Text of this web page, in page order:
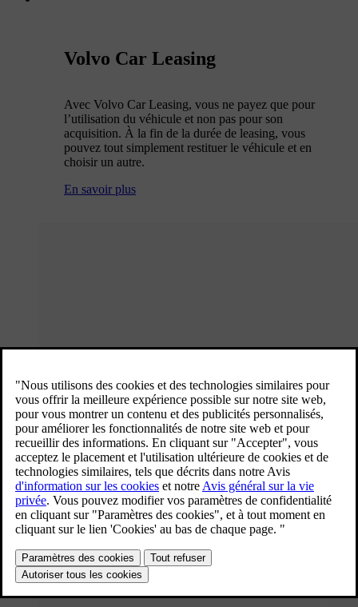
Volvo Car Leasing
Avec Volvo Car Leasing, vous ne payez que pour
l’utilisation du véhicule et non pas pour son
acquisition. À la fin de la durée de leasing, vous
pouvez tout simplement restituer le véhicule et en
choisir un autre.
En savoir plus